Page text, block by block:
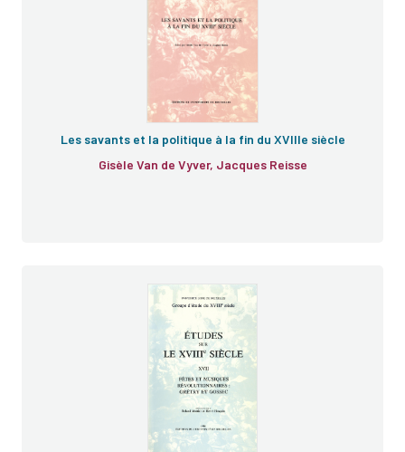
Les savants et la politique à la fin du XVIIIe siècle
Gisèle Van de Vyver, Jacques Reisse